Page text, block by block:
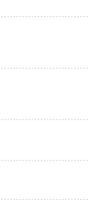
будет